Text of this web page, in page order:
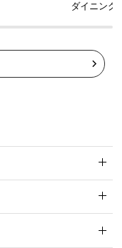
ダイニング